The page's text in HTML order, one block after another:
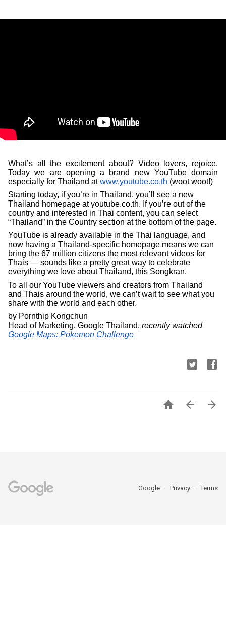
What’s all the excitement about? Video lovers, rejoice.
Today we are opening a brand new YouTube domain
especially for Thailand at www.youtube.co.th (woot woot!)
Starting today, if you’re in Thailand, you’ll see a new
Thailand homepage at youtube.co.th. If you’re out of the
country and interested in Thai content, you can select
YouTube is already available in the Thai language, and
now having a Thailand-specific homepage means we can
bring the 67 million citizens the most relevant videos for
Thais — sounds like a pretty great way to celebrate
everything we love about Thailand, this Songkran.
To all our YouTube viewers and creators from Thailand
and Thais around the world, we can’t wait to see what you
share with the world and each other.
by Pornthip Kongchun
Head of Marketing, Google Thailand,
recently watched
Google Maps: Pokemon Challenge
  
Google Privacy Terms